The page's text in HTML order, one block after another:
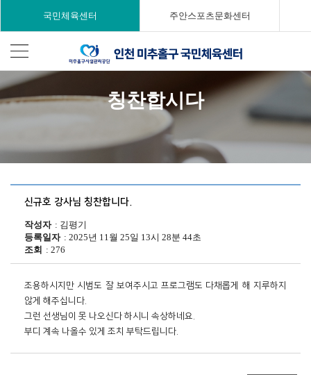
국민체육센터 주안스포츠문화센터
칭찬합시다
신규호 강사님 칭찬합니다.
작성자
김평기
등록일자
2025년 11월 25일 13시 28분 44초
조회
276
조용하시지만 시범도 잘 보여주시고 프로그램도 다채롭게 해 지루하지
않게 해주십니다.
그런 선생님이 못 나오신다 하시니 속상하네요.
부디 계속 나올수 있게 조치 부탁드립니다.